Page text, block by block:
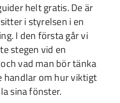
helt gratis. De är
i styrelsen i en
I den första går vi
stegen vid en
vad man bör tänka
handlar om hur viktigt
sina fönster.